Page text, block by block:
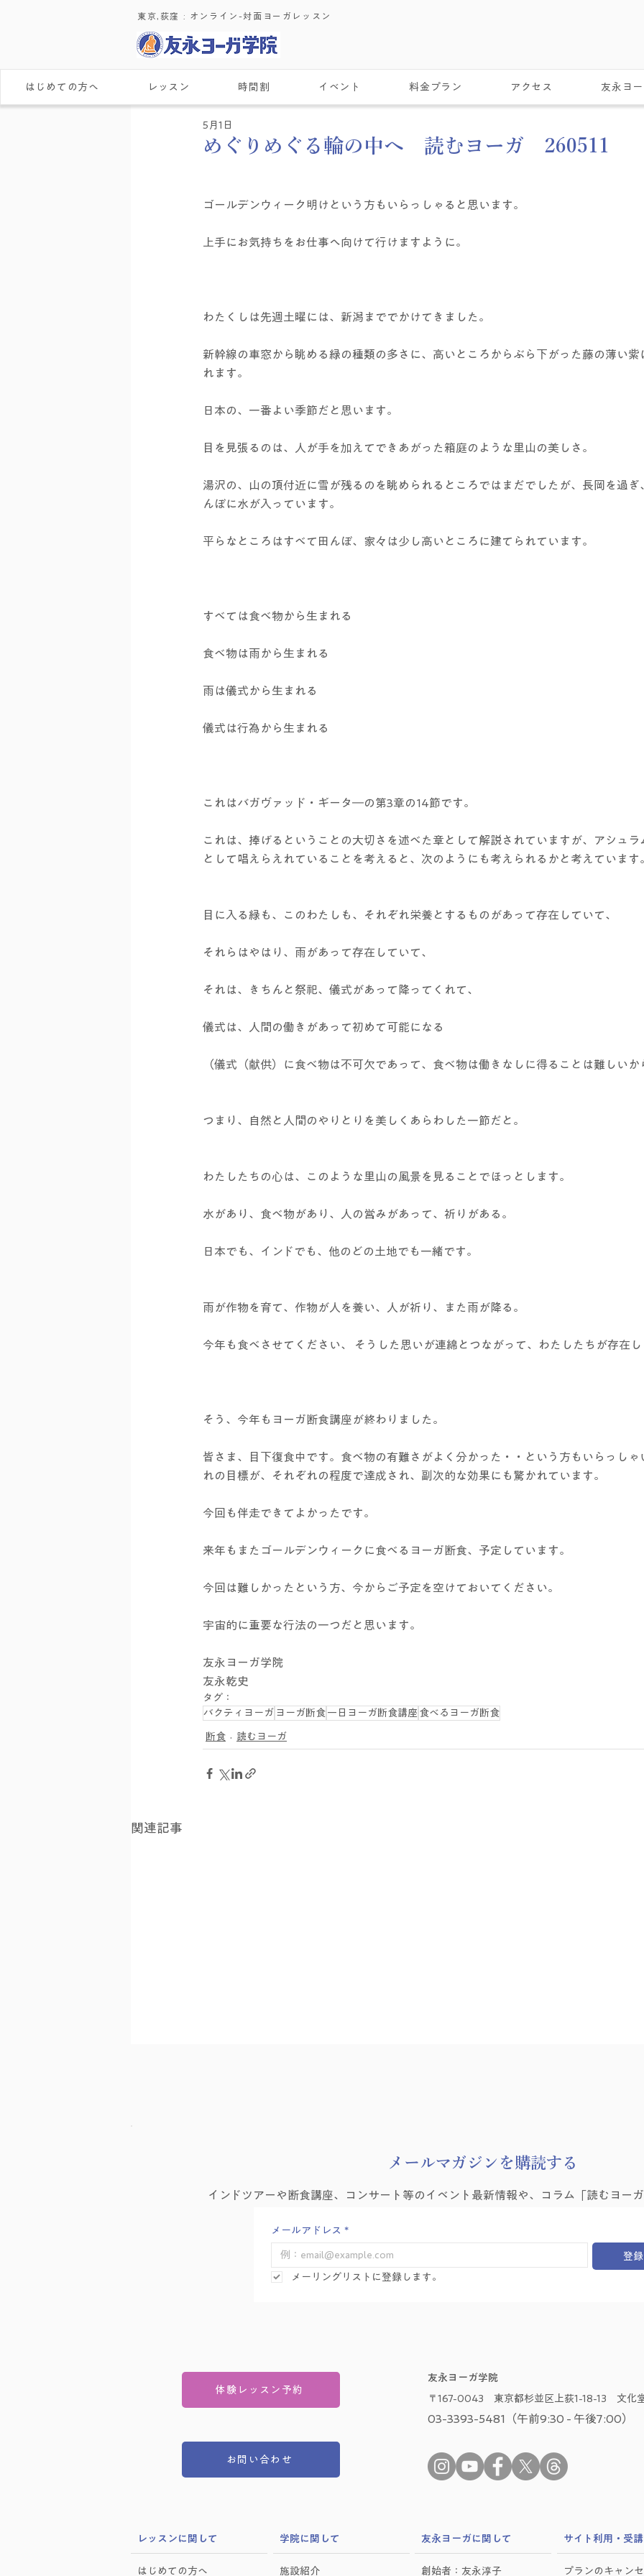
東京,荻窪 : ​オンライン-対面ヨーガレッスン
はじめての方へ レッスン 時間割 イベント 料金プラン アクセス 友永ヨ
めぐりめぐる輪の中へ 読むヨーガ 260511
5月1日
ゴールデンウィーク明けという方もいらっしゃると思います。
上手にお気持ちをお仕事へ向けて行けますように。
わたくしは先週土曜には、新潟まででかけてきました。
新幹線の車窓から眺める緑の種類の多さに、高いところからぶら下がった藤の薄い紫
れます。
日本の、一番よい季節だと思います。
目を見張るのは、人が手を加えてできあがった箱庭のような里山の美しさ。
湯沢の、山の頂付近に雪が残るのを眺められるところではまだでしたが、長岡を過ぎ
んぼに水が入っています。
平らなところはすべて田んぼ、家々は少し高いところに建てられています。
すべては食べ物から生まれる
食べ物は雨から生まれる
雨は儀式から生まれる
儀式は行為から生まれる
これはバガヴァッド・ギータ―の第3章の14節です。
これは、捧げるということの大切さを述べた章として解説されていますが、アシュラ
として唱えらえれていることを考えると、次のようにも考えられるかと考えています
目に入る緑も、このわたしも、それぞれ栄養とするものがあって存在していて、
それらはやはり、雨があって存在していて、
それは、きちんと祭祀、儀式があって降ってくれて、
儀式は、人間の働きがあって初めて可能になる
（儀式（献供）に食べ物は不可欠であって、食べ物は働きなしに得ることは難しいか
つまり、自然と人間のやりとりを美しくあらわした一節だと。
わたしたちの心は、このような里山の風景を見ることでほっとします。
水があり、食べ物があり、人の営みがあって、祈りがある。
日本でも、インドでも、他のどの土地でも一緒です。
雨が作物を育て、作物が人を養い、人が祈り、また雨が降る。
今年も食べさせてください、 そうした思いが連綿とつながって、わたしたちが存在
そう、今年もヨーガ断食講座が終わりました。
皆さま、目下復食中です。食べ物の有難さがよく分かった・・という方もいらっしゃ
れの目標が、それぞれの程度で達成され、副次的な効果にも驚かれています。
今回も伴走できてよかったです。
来年もまたゴールデンウィークに食べるヨーガ断食、予定しています。
今回は難しかったという方、今からご予定を空けておいてください。
宇宙的に重要な行法の一つだと思います。
友永ヨーガ学院
友永乾史
タグ：
バクティヨーガ ヨーガ断食 一日ヨーガ断食講座 食べるヨーガ断食
断食 読むヨーガ
関連記事
らば 読むヨーガ 260505
へ 第6回 食べるヨーガ断食
手に
​メールマガジンを購読する
インドツアーや断食講座、コンサート等のイベント最新情報や、コラム「読むヨー
メールアドレス *
登
メーリングリストに登録します。
体験レッスン予約
お問い合わせ
友永ヨーガ学院
〒167-0043 東京都杉並区上荻1-18-13 文化
03-3393-5481（午前9:30 - 午後7:00）
​レッスンに関して
はじめての方へ
学院に関して
施設紹介
​友永ヨーガに関して
創始者：友永淳子
サイト利用・受
プランのキャン